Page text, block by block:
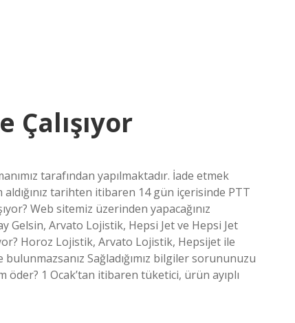
Çalışıyor
tarafından yapılmaktadır. İade etmek
tarihten itibaren 14 gün içerisinde PTT
Web sitemiz üzerinden yapacağınız
Gelsin, Arvato Lojistik, Hepsi Jet ve Hepsi Jet
Horoz Lojistik, Arvato Lojistik, Hepsijet ile
Sağladığımız bilgiler sorununuzu
1 Ocak’tan itibaren tüketici, ürün ayıplı